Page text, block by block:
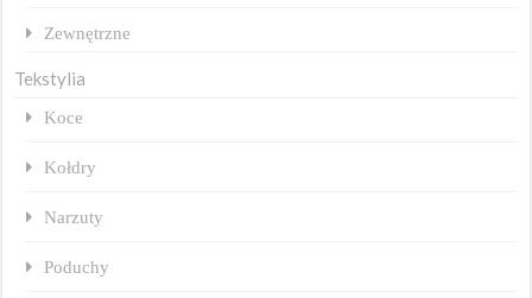
Zewnętrzne
Tekstylia
Koce
Kołdry
Narzuty
Poduchy